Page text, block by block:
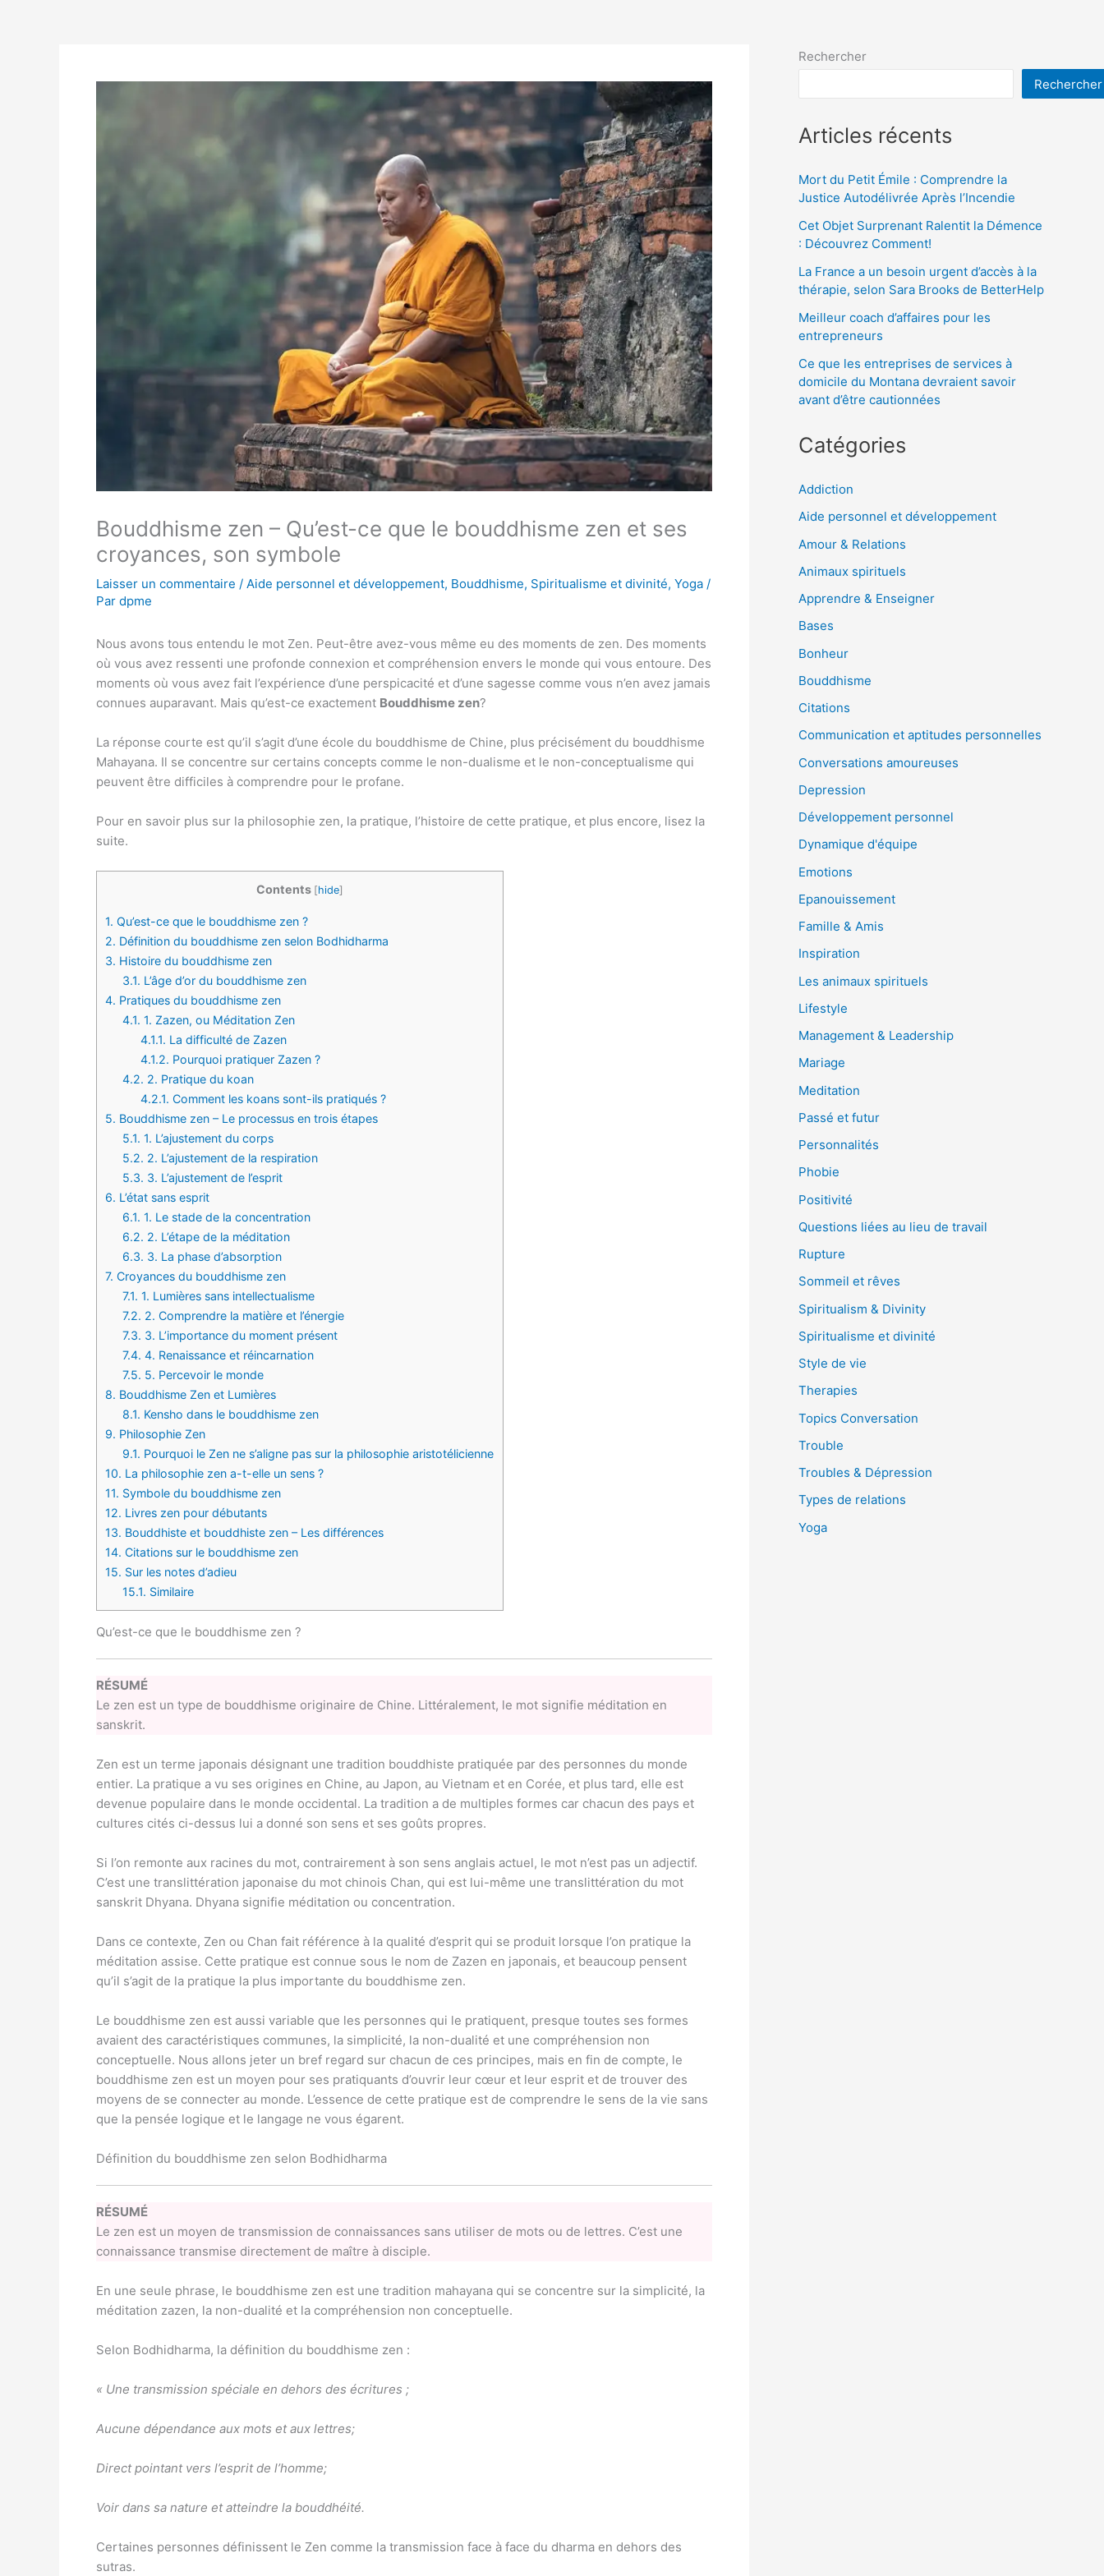
Bouddhisme zen – Qu’est-ce que le bouddhisme zen et ses
croyances, son symbole
Laisser un commentaire / Aide personnel et développement, Bouddhisme, Spiritualisme et divinité, Yoga /
Par dpme
Nous avons tous entendu le mot Zen. Peut-être avez-vous même eu des moments de zen. Des moments
où vous avez ressenti une profonde connexion et compréhension envers le monde qui vous entoure. Des
moments où vous avez fait l’expérience d’une perspicacité et d’une sagesse comme vous n’en avez jamais
connues auparavant. Mais qu’est-ce exactement Bouddhisme zen?
La réponse courte est qu’il s’agit d’une école du bouddhisme de Chine, plus précisément du bouddhisme
Mahayana. Il se concentre sur certains concepts comme le non-dualisme et le non-conceptualisme qui
peuvent être difficiles à comprendre pour le profane.
Pour en savoir plus sur la philosophie zen, la pratique, l’histoire de cette pratique, et plus encore, lisez la
suite.
Contents [hide]
1. Qu’est-ce que le bouddhisme zen ?
2. Définition du bouddhisme zen selon Bodhidharma
3. Histoire du bouddhisme zen
3.1. L’âge d’or du bouddhisme zen
4. Pratiques du bouddhisme zen
4.1. 1. Zazen, ou Méditation Zen
4.1.1. La difficulté de Zazen
4.1.2. Pourquoi pratiquer Zazen ?
4.2. 2. Pratique du koan
4.2.1. Comment les koans sont-ils pratiqués ?
5. Bouddhisme zen – Le processus en trois étapes
5.1. 1. L’ajustement du corps
5.2. 2. L’ajustement de la respiration
5.3. 3. L’ajustement de l’esprit
6. L’état sans esprit
6.1. 1. Le stade de la concentration
6.2. 2. L’étape de la méditation
6.3. 3. La phase d’absorption
7. Croyances du bouddhisme zen
7.1. 1. Lumières sans intellectualisme
7.2. 2. Comprendre la matière et l’énergie
7.3. 3. L’importance du moment présent
7.4. 4. Renaissance et réincarnation
7.5. 5. Percevoir le monde
8. Bouddhisme Zen et Lumières
8.1. Kensho dans le bouddhisme zen
9. Philosophie Zen
9.1. Pourquoi le Zen ne s’aligne pas sur la philosophie aristotélicienne
10. La philosophie zen a-t-elle un sens ?
11. Symbole du bouddhisme zen
12. Livres zen pour débutants
13. Bouddhiste et bouddhiste zen – Les différences
14. Citations sur le bouddhisme zen
15. Sur les notes d’adieu
15.1. Similaire
Qu’est-ce que le bouddhisme zen ?
RÉSUMÉ
Le zen est un type de bouddhisme originaire de Chine. Littéralement, le mot signifie méditation en
sanskrit.
Zen est un terme japonais désignant une tradition bouddhiste pratiquée par des personnes du monde
entier. La pratique a vu ses origines en Chine, au Japon, au Vietnam et en Corée, et plus tard, elle est
devenue populaire dans le monde occidental. La tradition a de multiples formes car chacun des pays et
cultures cités ci-dessus lui a donné son sens et ses goûts propres.
Si l’on remonte aux racines du mot, contrairement à son sens anglais actuel, le mot n’est pas un adjectif.
C’est une translittération japonaise du mot chinois Chan, qui est lui-même une translittération du mot
sanskrit Dhyana. Dhyana signifie méditation ou concentration.
Dans ce contexte, Zen ou Chan fait référence à la qualité d’esprit qui se produit lorsque l’on pratique la
méditation assise. Cette pratique est connue sous le nom de Zazen en japonais, et beaucoup pensent
qu’il s’agit de la pratique la plus importante du bouddhisme zen.
Le bouddhisme zen est aussi variable que les personnes qui le pratiquent, presque toutes ses formes
avaient des caractéristiques communes, la simplicité, la non-dualité et une compréhension non
conceptuelle. Nous allons jeter un bref regard sur chacun de ces principes, mais en fin de compte, le
bouddhisme zen est un moyen pour ses pratiquants d’ouvrir leur cœur et leur esprit et de trouver des
moyens de se connecter au monde. L’essence de cette pratique est de comprendre le sens de la vie sans
que la pensée logique et le langage ne vous égarent.
Définition du bouddhisme zen selon Bodhidharma
RÉSUMÉ
Le zen est un moyen de transmission de connaissances sans utiliser de mots ou de lettres. C’est une
connaissance transmise directement de maître à disciple.
En une seule phrase, le bouddhisme zen est une tradition mahayana qui se concentre sur la simplicité, la
méditation zazen, la non-dualité et la compréhension non conceptuelle.
Selon Bodhidharma, la définition du bouddhisme zen :
« Une transmission spéciale en dehors des écritures ;
Aucune dépendance aux mots et aux lettres;
Direct pointant vers l’esprit de l’homme;
Voir dans sa nature et atteindre la bouddhéité.
Certaines personnes définissent le Zen comme la transmission face à face du dharma en dehors des
sutras.
Rechercher
Rechercher
Articles récents
Mort du Petit Émile : Comprendre la
Justice Autodélivrée Après l’Incendie
Cet Objet Surprenant Ralentit la Démence
: Découvrez Comment!
La France a un besoin urgent d’accès à la
thérapie, selon Sara Brooks de BetterHelp
Meilleur coach d’affaires pour les
entrepreneurs
Ce que les entreprises de services à
domicile du Montana devraient savoir
avant d’être cautionnées
Catégories
Addiction
Aide personnel et développement
Amour & Relations
Animaux spirituels
Apprendre & Enseigner
Bases
Bonheur
Bouddhisme
Citations
Communication et aptitudes personnelles
Conversations amoureuses
Depression
Développement personnel
Dynamique d'équipe
Emotions
Epanouissement
Famille & Amis
Inspiration
Les animaux spirituels
Lifestyle
Management & Leadership
Mariage
Meditation
Passé et futur
Personnalités
Phobie
Positivité
Questions liées au lieu de travail
Rupture
Sommeil et rêves
Spiritualism & Divinity
Spiritualisme et divinité
Style de vie
Therapies
Topics Conversation
Trouble
Troubles & Dépression
Types de relations
Yoga